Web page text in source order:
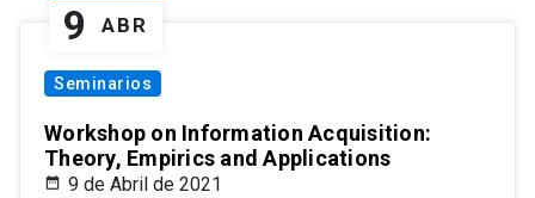
9 ABR
Seminarios
Workshop on Information Acquisition:
Theory, Empirics and Applications
9 de Abril de 2021